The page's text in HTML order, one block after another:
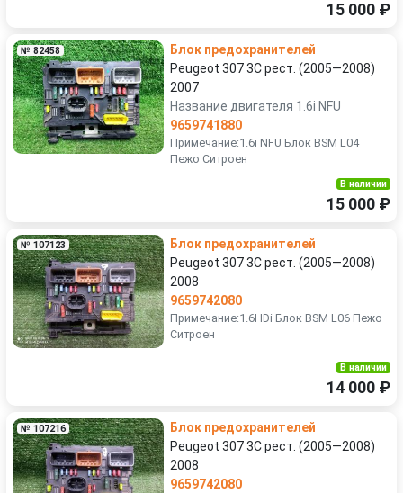
15 000 ₽
№ 82458
Блок предохранителей
Peugeot 307 3C рест. (2005—2008)
2007
Название двигателя 1.6i NFU
9659741880
Примечание:1.6i NFU Блок BSM L04
Пежо Ситроен
В наличии
15 000 ₽
№ 107123
Блок предохранителей
Peugeot 307 3C рест. (2005—2008)
2008
9659742080
Примечание:1.6HDi Блок BSM L06 Пежо
Ситроен
В наличии
14 000 ₽
№ 107216
Блок предохранителей
Peugeot 307 3C рест. (2005—2008)
2008
9659742080